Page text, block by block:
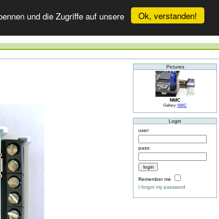
Ok, verstanden!
und die Zugriffe auf unsere
Pictures
NMC
Gallery: NMC
Login
user:
pass:
Remember me
I forgot my password